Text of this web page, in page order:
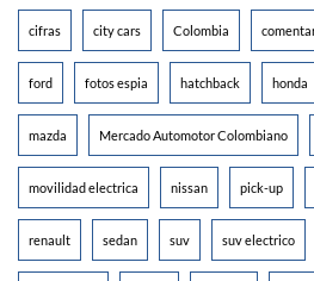
cifras city cars Colombia
ford fotos espia hatchback honda
mazda Mercado Automotor Colombiano
movilidad electrica nissan pick-up
renault sedan suv suv electrico